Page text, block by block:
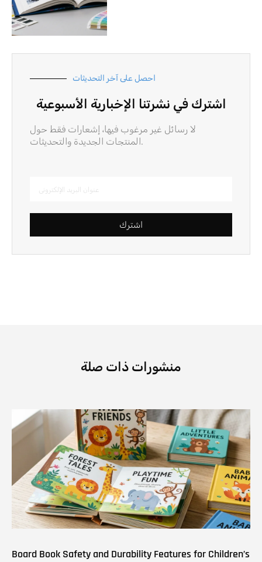
احصل على آخر التحديثات
اشترك في نشرتنا الإخبارية الأسبوعية
لا رسائل غير مرغوب فيها، إشعارات فقط حول
المنتجات الجديدة والتحديثات.
اشترك
منشورات ذات صلة
Board Book Safety and Durability Features for Children’s